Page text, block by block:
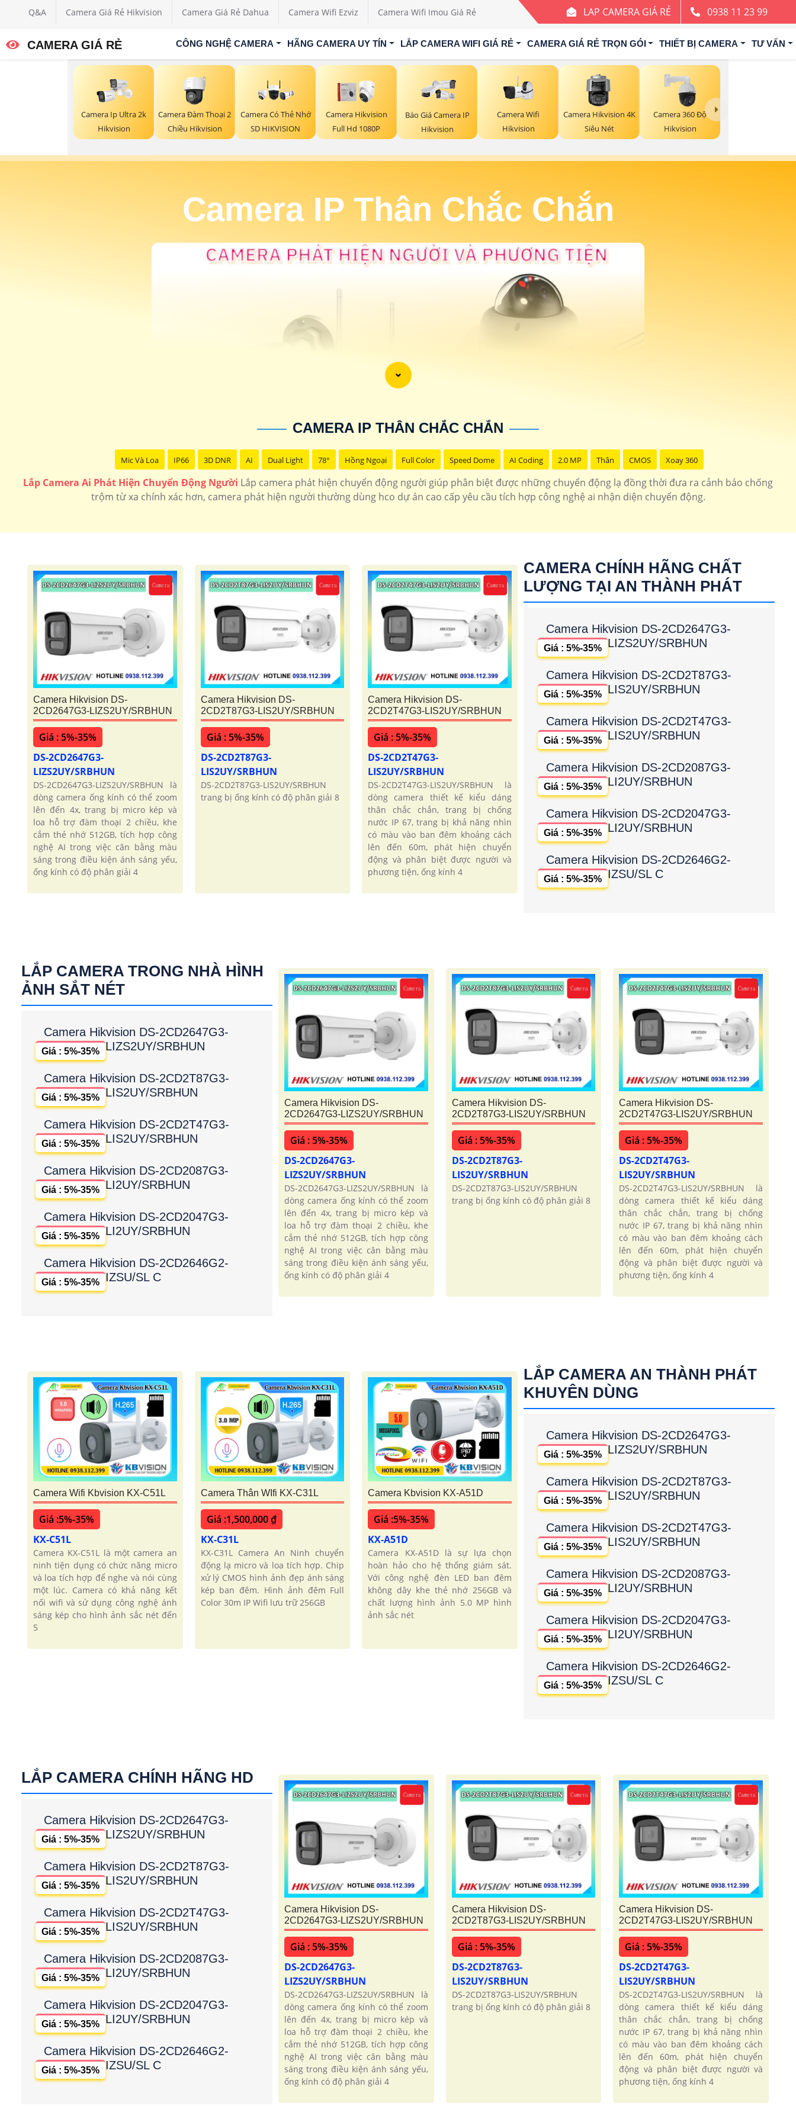
Q&A Camera Giá Rẻ Hikvision Camera Giá Rẻ Dahua Camera Wifi Ezviz Camera Wifi Imou Giá Rẻ LAP CAMERA GIÁ RẺ 0938 11 23 99
CAMERA GIÁ RẺ CÔNG NGHỆ CAMERA HÃNG CAMERA UY TÍN LẮP CAMERA WIFI GIÁ RẺ CAMERA GIÁ RẺ TRỌN GÓI THIẾT BỊ CAMERA TƯ VẤN
Camera Ip Ultra 2k
Hikvision
Camera Đàm Thoại 2
Chiều Hikvision
Camera Có Thẻ Nhớ
SD HIKVISION
Camera Hikvision
Full Hd 1080P
Báo Giá Camera IP
Hikvision
Camera Wifi
Hikvision
Camera Hikvision 4K
Siêu Nét
Camera 360 Độ
Hikvision
Camera IP Thân Chắc Chắn
'
CAMERA IP THÂN CHẮC CHẮN
Mic Và Loa IP66 3D DNR AI Dual Light 78° Hồng Ngoại Full Color Speed Dome AI Coding 2.0 MP Thân CMOS Xoay 360
Lắp Camera Ai Phát Hiện Chuyển Động Người Lắp camera phát hiện chuyển động người giúp phân biệt được những chuyển động lạ đồng thời đưa ra cảnh báo chống
trộm từ xa chính xác hơn, camera phát hiện người thường dùng hco dự án cao cấp yêu cầu tích hợp công nghệ ai nhận diện chuyển động.
Camera Hikvision DS-
2CD2647G3-LIZS2UY/SRBHUN
Giá : 5%-35%
DS-2CD2647G3-
LIZS2UY/SRBHUN
DS-2CD2647G3-LIZS2UY/SRBHUN là
dòng camera ống kính có thể zoom
lên đến 4x, trang bị micro kép và
loa hỗ trợ đàm thoại 2 chiều, khe
cắm thẻ nhớ 512GB, tích hợp công
nghệ AI trong việc cân bằng màu
sáng trong điều kiện ánh sáng yếu,
ống kính có độ phân giải 4
Camera Hikvision DS-
2CD2T87G3-LIS2UY/SRBHUN
Giá : 5%-35%
DS-2CD2T87G3-
LIS2UY/SRBHUN
DS-2CD2T87G3-LIS2UY/SRBHUN
trang bị ống kính có độ phân giải 8
Camera Hikvision DS-
2CD2T47G3-LIS2UY/SRBHUN
Giá : 5%-35%
DS-2CD2T47G3-
LIS2UY/SRBHUN
DS-2CD2T47G3-LIS2UY/SRBHUN là
dòng camera thiết kế kiểu dáng
thân chắc chắn, trang bị chống
nước IP 67, trang bị khả năng nhìn
có màu vào ban đêm khoảng cách
lên đến 60m, phát hiện chuyển
động và phân biệt được người và
phương tiện, ống kính 4
CAMERA CHÍNH HÃNG CHẤT
LƯỢNG TẠI AN THÀNH PHÁT
Camera Hikvision DS-2CD2647G3-
LIZS2UY/SRBHUN
Giá : 5%-35%
Camera Hikvision DS-2CD2T87G3-
LIS2UY/SRBHUN
Giá : 5%-35%
Camera Hikvision DS-2CD2T47G3-
LIS2UY/SRBHUN
Giá : 5%-35%
Camera Hikvision DS-2CD2087G3-
LI2UY/SRBHUN
Giá : 5%-35%
Camera Hikvision DS-2CD2047G3-
LI2UY/SRBHUN
Giá : 5%-35%
Camera Hikvision DS-2CD2646G2-
IZSU/SL C
Giá : 5%-35%
LẮP CAMERA TRONG NHÀ HÌNH
ẢNH SẮT NÉT
Camera Hikvision DS-2CD2647G3-
LIZS2UY/SRBHUN
Giá : 5%-35%
Camera Hikvision DS-2CD2T87G3-
LIS2UY/SRBHUN
Giá : 5%-35%
Camera Hikvision DS-2CD2T47G3-
LIS2UY/SRBHUN
Giá : 5%-35%
Camera Hikvision DS-2CD2087G3-
LI2UY/SRBHUN
Giá : 5%-35%
Camera Hikvision DS-2CD2047G3-
LI2UY/SRBHUN
Giá : 5%-35%
Camera Hikvision DS-2CD2646G2-
IZSU/SL C
Giá : 5%-35%
Camera Hikvision DS-
2CD2647G3-LIZS2UY/SRBHUN
Giá : 5%-35%
DS-2CD2647G3-
LIZS2UY/SRBHUN
DS-2CD2647G3-LIZS2UY/SRBHUN là
dòng camera ống kính có thể zoom
lên đến 4x, trang bị micro kép và
loa hỗ trợ đàm thoại 2 chiều, khe
cắm thẻ nhớ 512GB, tích hợp công
nghệ AI trong việc cân bằng màu
sáng trong điều kiện ánh sáng yếu,
ống kính có độ phân giải 4
Camera Hikvision DS-
2CD2T87G3-LIS2UY/SRBHUN
Giá : 5%-35%
DS-2CD2T87G3-
LIS2UY/SRBHUN
DS-2CD2T87G3-LIS2UY/SRBHUN
trang bị ống kính có độ phân giải 8
Camera Hikvision DS-
2CD2T47G3-LIS2UY/SRBHUN
Giá : 5%-35%
DS-2CD2T47G3-
LIS2UY/SRBHUN
DS-2CD2T47G3-LIS2UY/SRBHUN là
dòng camera thiết kế kiểu dáng
thân chắc chắn, trang bị chống
nước IP 67, trang bị khả năng nhìn
có màu vào ban đêm khoảng cách
lên đến 60m, phát hiện chuyển
động và phân biệt được người và
phương tiện, ống kính 4
Camera Wifi Kbvision KX-C51L
Giá :5%-35%
KX-C51L
Camera KX-C51L là một camera an
ninh tiện dụng có chức năng micro
và loa tích hợp để nghe và nói cùng
một lúc. Camera có khả năng kết
nối wifi và sử dụng công nghệ ánh
sáng kép cho hình ảnh sắc nét đến
5
Camera Thân WIfi KX-C31L
Giá :1,500,000 ₫
KX-C31L
KX-C31L Camera An Ninh chuyển
động lạ micro và loa tích hợp. Chip
xử lý CMOS hình ảnh đẹp ánh sáng
kép ban đêm. Hình ảnh đêm Full
Color 30m IP Wifi lưu trữ 256GB
Camera Kbvision KX-A51D
Giá :5%-35%
KX-A51D
Camera KX-A51D là sự lựa chọn
hoàn hảo cho hệ thống giám sát.
Với công nghệ đèn LED ban đêm
không dây khe thẻ nhớ 256GB và
chất lượng hình ảnh 5.0 MP hình
ảnh sắc nét
LẮP CAMERA AN THÀNH PHÁT
KHUYÊN DÙNG
Camera Hikvision DS-2CD2647G3-
LIZS2UY/SRBHUN
Giá : 5%-35%
Camera Hikvision DS-2CD2T87G3-
LIS2UY/SRBHUN
Giá : 5%-35%
Camera Hikvision DS-2CD2T47G3-
LIS2UY/SRBHUN
Giá : 5%-35%
Camera Hikvision DS-2CD2087G3-
LI2UY/SRBHUN
Giá : 5%-35%
Camera Hikvision DS-2CD2047G3-
LI2UY/SRBHUN
Giá : 5%-35%
Camera Hikvision DS-2CD2646G2-
IZSU/SL C
Giá : 5%-35%
LẮP CAMERA CHÍNH HÃNG HD
Camera Hikvision DS-2CD2647G3-
LIZS2UY/SRBHUN
Giá : 5%-35%
Camera Hikvision DS-2CD2T87G3-
LIS2UY/SRBHUN
Giá : 5%-35%
Camera Hikvision DS-2CD2T47G3-
LIS2UY/SRBHUN
Giá : 5%-35%
Camera Hikvision DS-2CD2087G3-
LI2UY/SRBHUN
Giá : 5%-35%
Camera Hikvision DS-2CD2047G3-
LI2UY/SRBHUN
Giá : 5%-35%
Camera Hikvision DS-2CD2646G2-
IZSU/SL C
Giá : 5%-35%
Camera Hikvision DS-
2CD2647G3-LIZS2UY/SRBHUN
Giá : 5%-35%
DS-2CD2647G3-
LIZS2UY/SRBHUN
DS-2CD2647G3-LIZS2UY/SRBHUN là
dòng camera ống kính có thể zoom
lên đến 4x, trang bị micro kép và
loa hỗ trợ đàm thoại 2 chiều, khe
cắm thẻ nhớ 512GB, tích hợp công
nghệ AI trong việc cân bằng màu
sáng trong điều kiện ánh sáng yếu,
ống kính có độ phân giải 4
Camera Hikvision DS-
2CD2T87G3-LIS2UY/SRBHUN
Giá : 5%-35%
DS-2CD2T87G3-
LIS2UY/SRBHUN
DS-2CD2T87G3-LIS2UY/SRBHUN
trang bị ống kính có độ phân giải 8
Camera Hikvision DS-
2CD2T47G3-LIS2UY/SRBHUN
Giá : 5%-35%
DS-2CD2T47G3-
LIS2UY/SRBHUN
DS-2CD2T47G3-LIS2UY/SRBHUN là
dòng camera thiết kế kiểu dáng
thân chắc chắn, trang bị chống
nước IP 67, trang bị khả năng nhìn
có màu vào ban đêm khoảng cách
lên đến 60m, phát hiện chuyển
động và phân biệt được người và
phương tiện, ống kính 4